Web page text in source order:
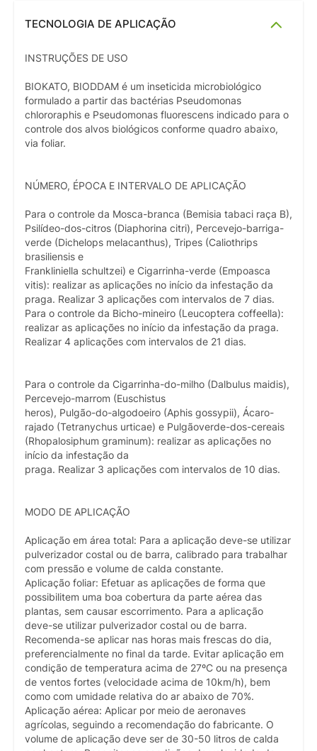
TECNOLOGIA DE APLICAÇÃO
INSTRUÇÕES DE USO
BIOKATO, BIODDAM é um inseticida microbiológico
formulado a partir das bactérias Pseudomonas
chlororaphis e Pseudomonas fluorescens indicado para o
controle dos alvos biológicos conforme quadro abaixo,
via foliar.
NÚMERO, ÉPOCA E INTERVALO DE APLICAÇÃO
Para o controle da Mosca-branca (Bemisia tabaci raça B),
Psilídeo-dos-citros (Diaphorina citri), Percevejo-barriga-
verde (Dichelops melacanthus), Tripes (Caliothrips
brasiliensis e
Frankliniella schultzei) e Cigarrinha-verde (Empoasca
vitis): realizar as aplicações no início da infestação da
praga. Realizar 3 aplicações com intervalos de 7 dias.
Para o controle da Bicho-mineiro (Leucoptera coffeella):
realizar as aplicações no início da infestação da praga.
Realizar 4 aplicações com intervalos de 21 dias.
Para o controle da Cigarrinha-do-milho (Dalbulus maidis),
Percevejo-marrom (Euschistus
heros), Pulgão-do-algodoeiro (Aphis gossypii), Ácaro-
rajado (Tetranychus urticae) e Pulgãoverde-dos-cereais
(Rhopalosiphum graminum): realizar as aplicações no
início da infestação da
praga. Realizar 3 aplicações com intervalos de 10 dias.
MODO DE APLICAÇÃO
Aplicação em área total: Para a aplicação deve-se utilizar
pulverizador costal ou de barra, calibrado para trabalhar
com pressão e volume de calda constante.
Aplicação foliar: Efetuar as aplicações de forma que
possibilitem uma boa cobertura da parte aérea das
plantas, sem causar escorrimento. Para a aplicação
deve-se utilizar pulverizador costal ou de barra.
Recomenda-se aplicar nas horas mais frescas do dia,
preferencialmente no final da tarde. Evitar aplicação em
condição de temperatura acima de 27ºC ou na presença
de ventos fortes (velocidade acima de 10km/h), bem
como com umidade relativa do ar abaixo de 70%.
Aplicação aérea: Aplicar por meio de aeronaves
agrícolas, seguindo a recomendação do fabricante. O
volume de aplicação deve ser de 30-50 litros de calda